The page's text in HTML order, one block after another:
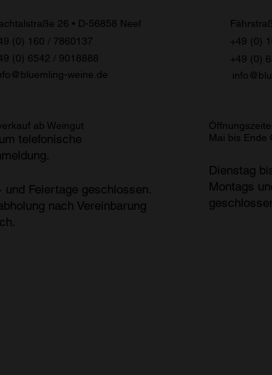
Blanc de Noir
zzgl. Versandkosten
WIMMELBUCH
zzgl. Versandkosten
weiß
zzgl. Versandkosten
von Bingen Kräuter LIKÖR
zzgl. Versandkosten
LIKÖR
zzgl. Versandkosten
zzgl. Versandkosten
Brautrock RIESLING
26 • D-56858 Neef
(0) 160 / 7860137
(0) 6542 / 9018888
weine.de
ab Weingut
telefonische
und Feiertage geschlossen.
nach Vereinbarung
+49 (0)
+49 (0)
Mai bis Ende
Dienstag
Montags